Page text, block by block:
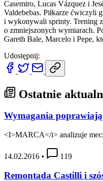
Casemiro, Lucas Vázquez i
Valdebebas. Piłkarze ćwiczyli
i wykonywali sprinty. Trening
o zmniejszonych wymiarach.
Gareth Bale, Marcelo i Pepe,
Udostępnij:
Ostatnie
Wymagania
<I>MARCA</i> analizuje
14.02.2016 • 119
Remontada Castilli i